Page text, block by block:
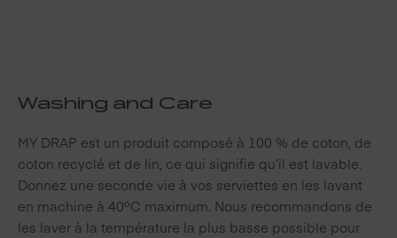
Washing and Care
MY DRAP est un produit composé à 100 % de coton, de
coton recyclé et de lin, ce qui signifie qu’il est lavable.
Donnez une seconde vie à vos serviettes en les lavant
en machine à 40ºC maximum. Nous recommandons de
les laver à la température la plus basse possible pour